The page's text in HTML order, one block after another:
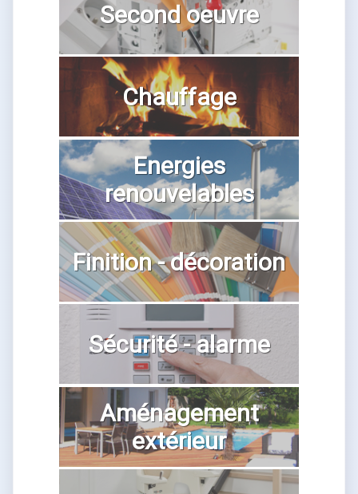
Second oeuvre
Chauffage
Energies
renouvelables
Finition - décoration
Sécurité - alarme
Aménagement
extérieur